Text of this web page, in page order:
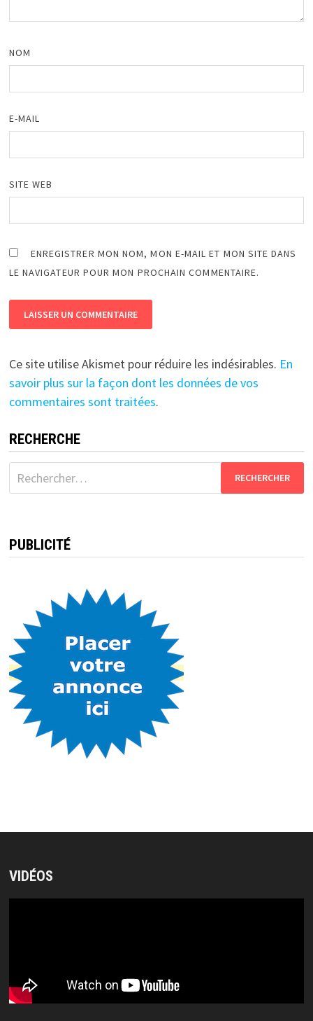
NOM
E-MAIL
SITE WEB
ENREGISTRER MON NOM, MON E-MAIL ET MON SITE DANS
LE NAVIGATEUR POUR MON PROCHAIN COMMENTAIRE.
Ce site utilise Akismet pour réduire les indésirables. En
savoir plus sur la façon dont les données de vos
commentaires sont traitées.
RECHERCHE
Rechercher :
PUBLICITÉ
VIDÉOS